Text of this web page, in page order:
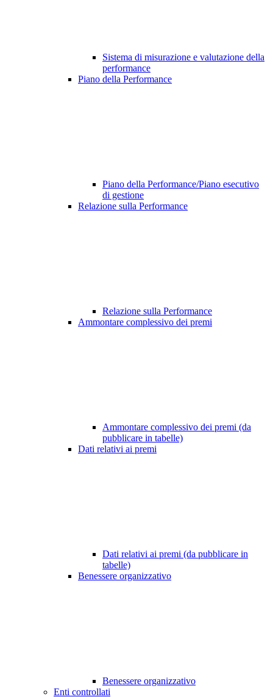
Sistema di misurazione e valutazione della
performance
Piano della Performance
Piano della Performance/Piano esecutivo
di gestione
Relazione sulla Performance
Relazione sulla Performance
Ammontare complessivo dei premi
Ammontare complessivo dei premi (da
pubblicare in tabelle)
Dati relativi ai premi
Dati relativi ai premi (da pubblicare in
tabelle)
Benessere organizzativo
Benessere organizzativo
Enti controllati